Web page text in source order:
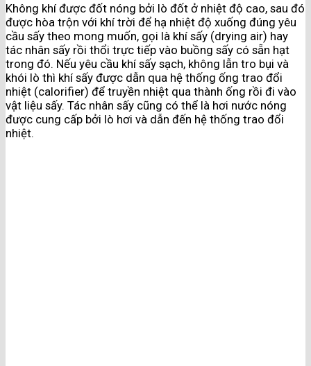
Không khí được đốt nóng bởi lò đốt ở nhiệt độ cao, sau đó
được hòa trộn với khí trời để hạ nhiệt độ xuống đúng yêu
cầu sấy theo mong muốn, gọi là khí sấy (drying air) hay
tác nhân sấy rồi thổi trực tiếp vào buồng sấy có sẵn hạt
trong đó. Nếu yêu cầu khí sấy sạch, không lẫn tro bụi và
khói lò thì khí sấy được dẫn qua hệ thống ống trao đổi
nhiệt (calorifier) để truyền nhiệt qua thành ống rồi đi vào
vật liệu sấy. Tác nhân sấy cũng có thể là hơi nước nóng
được cung cấp bởi lò hơi và dẫn đến hệ thống trao đổi
nhiệt.